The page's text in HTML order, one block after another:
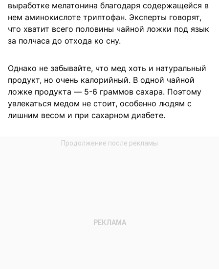
выработке мелатонина благодаря содержащейся в
нем аминокислоте триптофан. Эксперты говорят,
что хватит всего половины чайной ложки под язык
за полчаса до отхода ко сну.
Однако не забывайте, что мед хоть и натуральный
продукт, но очень калорийный. В одной чайной
ложке продукта — 5-6 граммов сахара. Поэтому
увлекаться медом не стоит, особенно людям с
лишним весом и при сахарном диабете.